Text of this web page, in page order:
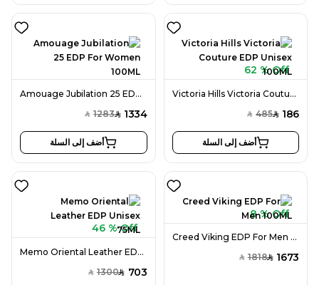
62 % Off
Victoria Hills Victoria Couture EDP Unisex 100ML
SAR 186
SAR 485
أضف إلى السلة
Amouage Jubilation 25 EDP For Women 100ML
SAR 1334
SAR 1283
أضف إلى السلة
8 % Off
Creed Viking EDP For Men 100ML
SAR 1673
SAR 1818
46 % Off
Memo Oriental Leather EDP Unisex 75ML
SAR 703
SAR 1300